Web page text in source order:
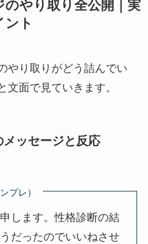
やり取り全公開｜実
ント
やり取りがどう詰んでい
文面で見ていきます。
ッセージと反応
プレ）
します。性格診断の結
だったのでいいねさせ